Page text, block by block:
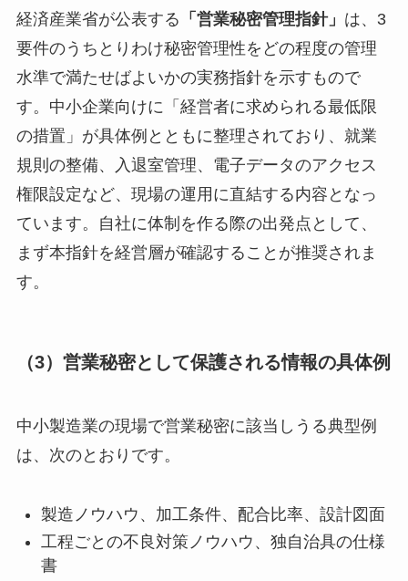
経済産業省が公表する 「営業秘密管理指針」 は、3
要件のうちとりわけ秘密管理性をどの程度の管理
水準で満たせばよいかの実務指針を示すもので
す。中小企業向けに「経営者に求められる最低限
の措置」が具体例とともに整理されており、就業
規則の整備、入退室管理、電子データのアクセス
権限設定など、現場の運用に直結する内容となっ
ています。自社に体制を作る際の出発点として、
まず本指針を経営層が確認することが推奨されま
す。
（3）営業秘密として保護される情報の具体例
中小製造業の現場で営業秘密に該当しうる典型例
は、次のとおりです。
製造ノウハウ、加工条件、配合比率、設計図面
工程ごとの不良対策ノウハウ、独自治具の仕様
書